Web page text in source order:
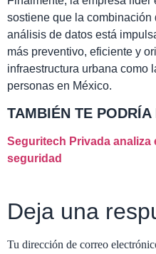
sostiene que la combinación
análisis de datos está
más preventivo, eficiente y
infraestructura urbana como
personas en México.
TAMBIÉN TE PODRÍA
Seguritech Privada analiza
seguridad
Deja una
Tu dirección de correo